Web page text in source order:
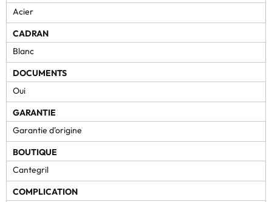
Acier
CADRAN
Blanc
DOCUMENTS
Oui
GARANTIE
Garantie d'origine
BOUTIQUE
Cantegril
COMPLICATION